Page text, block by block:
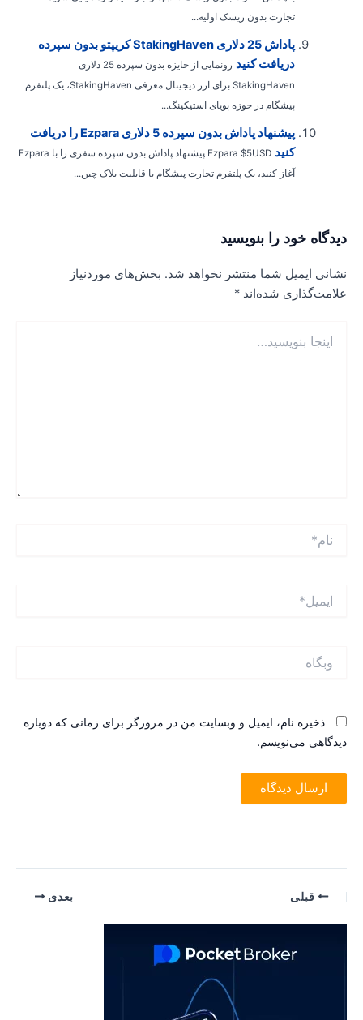
تجارت بدون ریسک اولیه...
پاداش 25 دلاری StakingHaven کریپتو بدون سپرده
دریافت کنید
رونمایی از جایزه بدون سپرده 25 دلاری
StakingHaven برای ارز دیجیتال معرفی StakingHaven، یک پلتفرم
پیشگام در حوزه پویای استیکینگ...
پیشنهاد پاداش بدون سپرده 5 دلاری Ezpara را دریافت
کنید
Ezpara $5USD پیشنهاد پاداش بدون سپرده سفری را با Ezpara
آغاز کنید، یک پلتفرم تجارت پیشگام با قابلیت بلاک چین...
خود را بنویسید
ایمیل شما منتشر نخواهد شد. بخش‌های موردنیاز
شده‌اند*
ذخیره نام، ایمیل و وبسایت من در مرورگر برای زمانی که دوباره
می‌نویسم.
قبلی بعدی